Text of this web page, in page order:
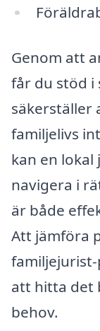
Genom att
får du stöd i
säkerställer
familjelivs
kan en
navigera i
är både
Att jämföra
familjejurist-
att hitta det
behov.